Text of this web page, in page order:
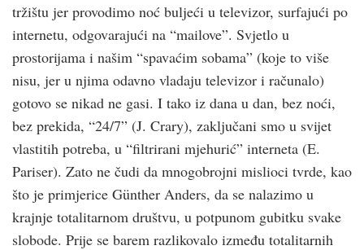
tržištu jer provodimo noć buljeći u televizor, surfajući po
internetu, odgovarajući na “mailove”. Svjetlo u
prostorijama i našim “spavaćim sobama” (koje to više
nisu, jer u njima odavno vladaju televizor i računalo)
gotovo se nikad ne gasi. I tako iz dana u dan, bez noći,
bez prekida, “24/7” (J. Crary), zaključani smo u svijet
vlastitih potreba, u “filtrirani mjehurić” interneta (E.
Pariser). Zato ne čudi da mnogobrojni mislioci tvrde, kao
što je primjerice Günther Anders, da se nalazimo u
krajnje totalitarnom društvu, u potpunom gubitku svake
slobode. Prije se barem razlikovalo između totalitarnih